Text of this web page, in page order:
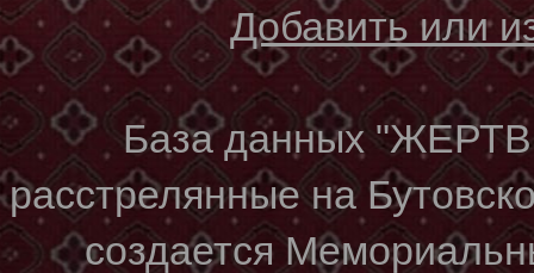
Добавить или
База данных
расстрелянные на
создается